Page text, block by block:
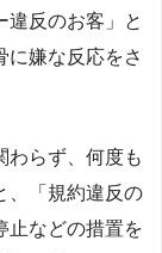
違反のお客」と
に嫌な反応をさ
わらず、何度も
、「規約違反の
止などの措置を